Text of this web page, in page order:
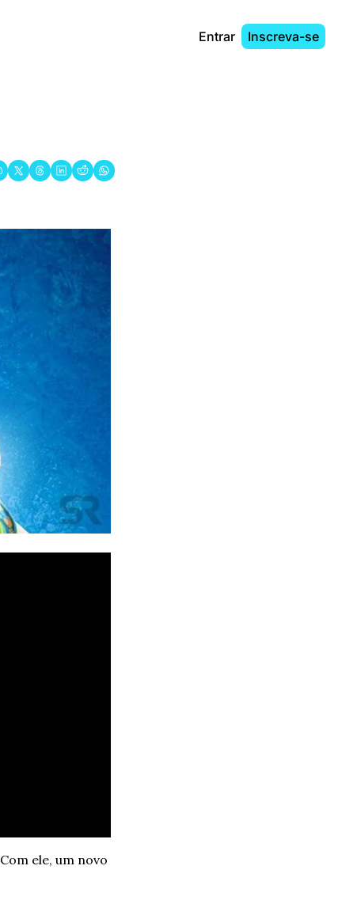
Entrar Inscreva-se
Com ele, um novo